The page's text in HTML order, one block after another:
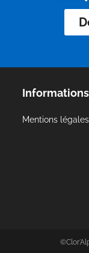
Mentions légales